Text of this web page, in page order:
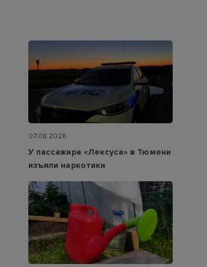
07.08.2026
У пассажира «Лексуса» в Тюмени
изъяли наркотики